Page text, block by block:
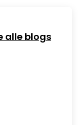
alle blogs